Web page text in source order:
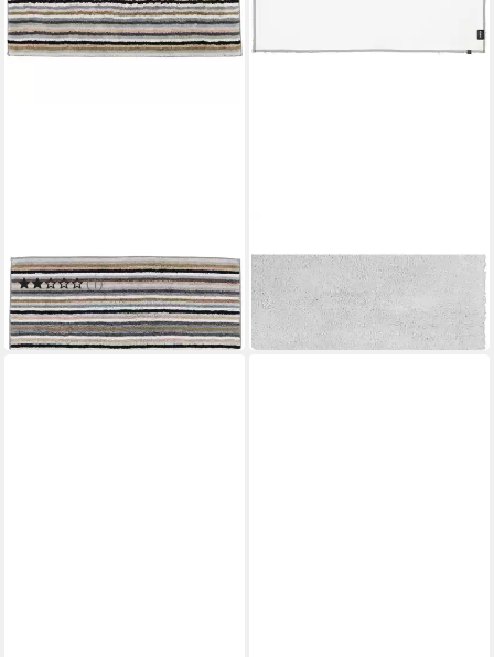
Badematte Lifestyle 7048
(1)
ab 109,90 €
leider ausverkauft
Badematte Solid 1009
ab 104,95 € UVP 119,90 €
-12%
leider ausverkauft